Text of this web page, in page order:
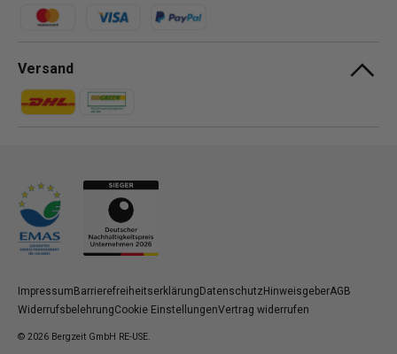
Zahlungsmethoden
Versand
Zahlungsmethoden
Zahlungsmethoden
ImpressumBarrierefreiheitserklärungDatenschutzHinweisgeberAGB
WiderrufsbelehrungCookie EinstellungenVertrag widerrufen
© 2026 Bergzeit GmbH RE-USE.